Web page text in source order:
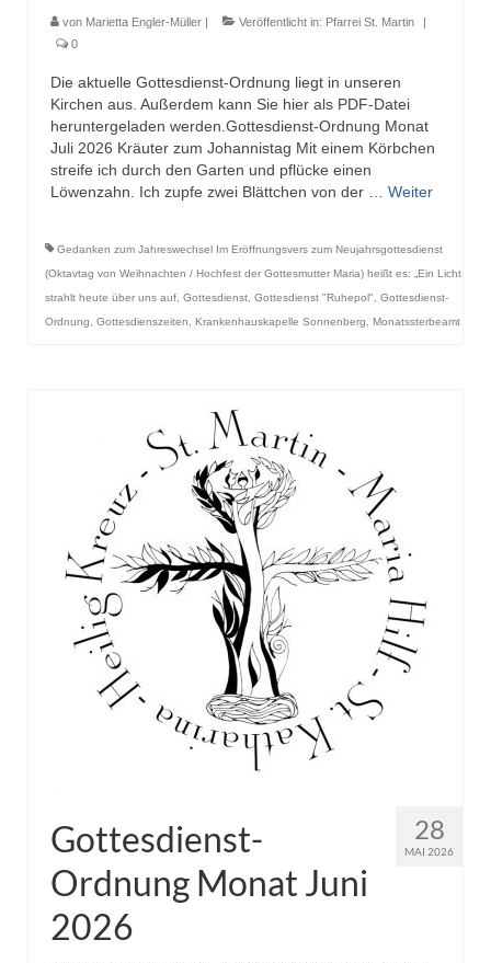
von Marietta Engler-Müller | Veröffentlicht in: Pfarrei St. Martin
|
0
Die aktuelle Gottesdienst-Ordnung liegt in unseren
Kirchen aus. Außerdem kann Sie hier als PDF-Datei
heruntergeladen werden.Gottesdienst-Ordnung Monat
Juli 2026 Kräuter zum Johannistag Mit einem Körbchen
streife ich durch den Garten und pflücke einen
Löwenzahn. Ich zupfe zwei Blättchen von der … Weiter
Gedanken zum Jahreswechsel Im Eröffnungsvers zum Neujahrsgottesdienst
(Oktavtag von Weihnachten / Hochfest der Gottesmutter Maria) heißt es: „Ein Licht
strahlt heute über uns auf Gottesdienst Gottesdienst "Ruhepol"
Gottesdienst-
Ordnung
Gottesdienszeiten Krankenhauskapelle Sonnenberg Monatssterbeamt
28
MAI 2026
Gottesdienst-
Ordnung Monat Juni
2026